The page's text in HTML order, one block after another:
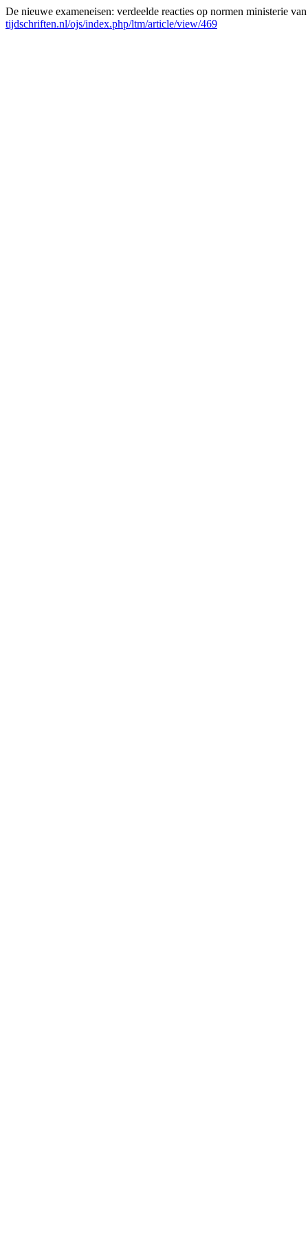
De nieuwe exameneisen: verdeelde reacties op normen ministerie
tijdschriften.nl/ojs/index.php/ltm/article/view/469